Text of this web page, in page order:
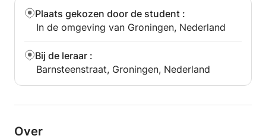
Bijles in tweetallen of kleine groepjes (bijvoorbeeld
met klasgenoten) is mogelijk tegen een lager tarief
per persoon. Neem gerust contact op voor meer
informatie!
Bijles aan huis is mogelijk. Hiervoor reken ik een
reiskostenvergoeding van €1 per kilometer per bijles
extra kosten te bespreken.
Plaats gekozen door de student :
In de omgeving van Groningen, Nederland
Bij de leraar :
Barnsteenstraat, Groningen, Nederland
Over